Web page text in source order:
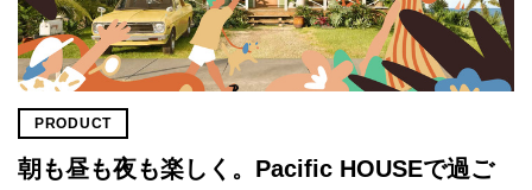
PRODUCT
朝も昼も夜も楽しく。Pacific HOUSEで過ご